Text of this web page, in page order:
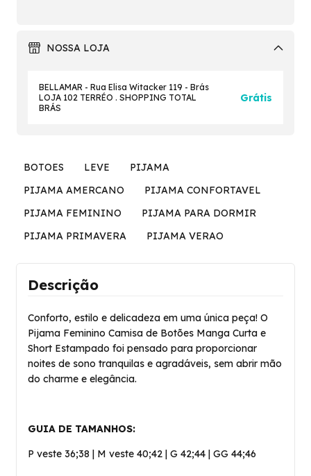
NOSSA LOJA
BELLAMAR - Rua Elisa Witacker 119 - Brás
LOJA 102 TERRÉO . SHOPPING TOTAL
BRÁS
Grátis
BOTOES LEVE
PIJAMA
PIJAMA AMERCANO
PIJAMA CONFORTAVEL
PIJAMA FEMININO
PIJAMA PARA DORMIR
PIJAMA PRIMAVERA
PIJAMA VERAO
Descrição
Conforto, estilo e delicadeza em uma única peça! O
Pijama Feminino Camisa de Botões Manga Curta e
Short Estampado foi pensado para proporcionar
noites de sono tranquilas e agradáveis, sem abrir mão
do charme e elegância.
GUIA DE TAMANHOS:
P veste 36;38 | M veste 40;42 | G 42;44 | GG 44;46